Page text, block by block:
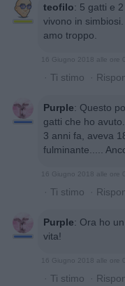
teofilo: 5 gatti e
vivono in
amo troppo.
16 Giugno 2018 alle ore
· Ti stimo ·
Purple: Questo
gatti che ho
3 anni fa, aveva
fulminante.....
16 Giugno 2018 alle ore
· Ti stimo ·
Purple: Ora ho
vita!
16 Giugno 2018 alle ore
· Ti stimo ·